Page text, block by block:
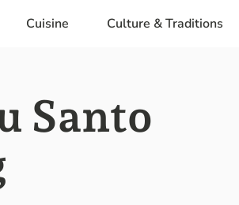
Cuisine Culture & Traditions
Santo